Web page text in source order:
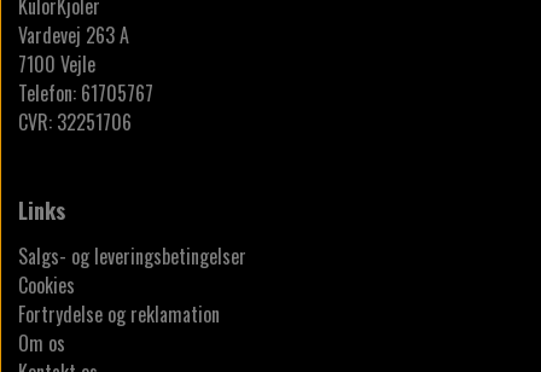
Vardevej 263 A
7100 Vejle
Telefon: 61705767
CVR: 32251706
Links
Salgs- og leveringsbetingelser
Cookies
Fortrydelse og reklamation
Om os